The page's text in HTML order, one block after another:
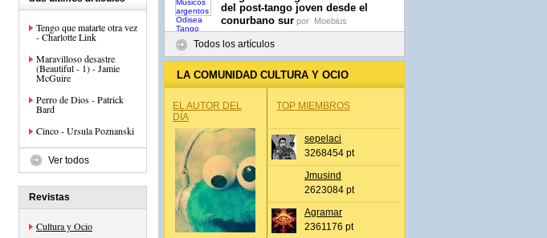
Tengo que matarte otra vez
- Charlotte Link
Maravilloso desastre
(Beautiful - 1) - Jamie
McGuire
Perro de Dios - Patrick
Bard
Cinco - Ursula Poznanski
Ver todos
Revistas
Cultura y Ocio
del post-tango joven desde el
conurbano sur por Moebius
Todos los artículos
LA COMUNIDAD CULTURA Y OCIO
EL AUTOR DEL
DÍA
TOP MIEMBROS
sepelaci
3268454 pt
Jmusind
2623084 pt
Agramar
2361176 pt